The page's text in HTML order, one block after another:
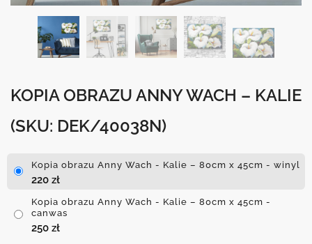
KOPIA OBRAZU ANNY WACH – KALIE
(SKU: DEK/40038N)
Kopia obrazu Anny Wach - Kalie – 80cm x 45cm - winyl
220 zł
Kopia obrazu Anny Wach - Kalie – 80cm x 45cm -
canwas
250 zł